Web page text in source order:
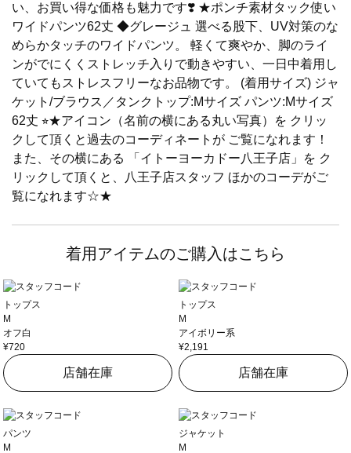
い、お買い得な価格も魅力です❣️ ★ポンチ素材タック使い
ワイドパンツ62丈 ◆グレージュ 選べる股下、UV対策のな
めらかタッチのワイドパンツ。 軽くて爽やか、脚のライ
ンがでにくくストレッチ入りで動きやすい、一日中着用し
ていてもストレスフリーなお品物です。 (着用サイズ) ジャ
ケット/ブラウス／タンクトップ:Mサイズ パンツ:Mサイズ
62丈 ⭐︎★アイコン（名前の横にある丸い写真）を クリッ
クして頂くと過去のコーディネートが ご覧になれます！
また、その横にある 「イトーヨーカドー八王子店」を ク
リックして頂くと、八王子店スタッフ ほかのコーデがご
覧になれます☆★
着用アイテムのご購入はこちら
トップス
M
オフ白
¥720
店舗在庫
トップス
M
アイボリー系
¥2,191
店舗在庫
パンツ
M
ジャケット
M